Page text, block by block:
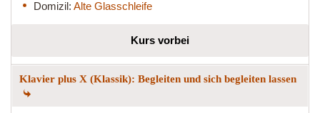
Domizil: Alte Glasschleife
Kurs vorbei
Klavier plus X (Klassik): Begleiten und sich begleiten lassen